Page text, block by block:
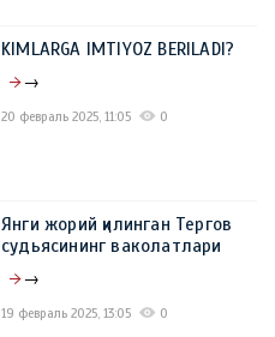
KIMLARGA IMTIYOZ BERILADI?
→
20 февраль 2025, 11:05 0
Янги жорий қилинган Тергов
судьясининг ваколатлари
→
19 февраль 2025, 13:05 0